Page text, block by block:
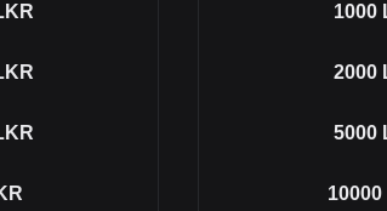
1000
2000
5000
10000